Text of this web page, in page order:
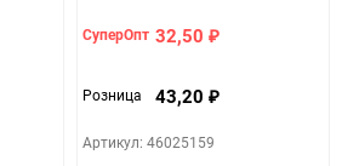
СуперОпт 32,50 ₽
Розница 43,20 ₽
Артикул: 46025159